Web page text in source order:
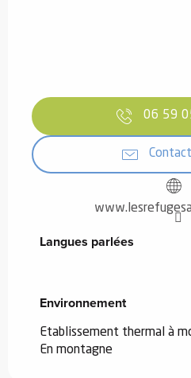
06 59
Langues parlées
Langues parlées
Environnement
Environnement
Etablissement thermal à
En montagne